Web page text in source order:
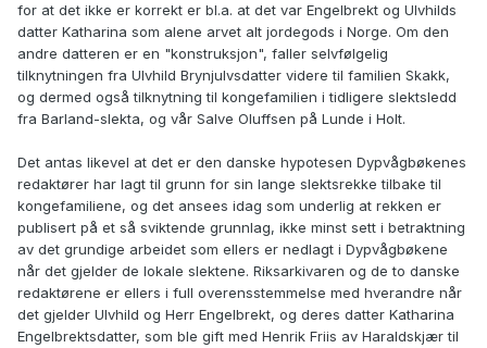
for at det ikke er korrekt er bl.a. at det var Engelbrekt og Ulvhilds
datter Katharina som alene arvet alt jordegods i Norge. Om den
andre datteren er en "konstruksjon", faller selvfølgelig
tilknytningen fra Ulvhild Brynjulvsdatter videre til familien Skakk,
og dermed også tilknytning til kongefamilien i tidligere slektsledd
fra Barland-slekta, og vår Salve Oluffsen på Lunde i Holt.
Det antas likevel at det er den danske hypotesen Dypvågbøkenes
redaktører har lagt til grunn for sin lange slektsrekke tilbake til
kongefamiliene, og det ansees idag som underlig at rekken er
publisert på et så sviktende grunnlag, ikke minst sett i betraktning
av det grundige arbeidet som ellers er nedlagt i Dypvågbøkene
når det gjelder de lokale slektene. Riksarkivaren og de to danske
redaktørene er ellers i full overensstemmelse med hverandre når
det gjelder Ulvhild og Herr Engelbrekt, og deres datter Katharina
Engelbrektsdatter, som ble gift med Henrik Friis av Haraldskjær til